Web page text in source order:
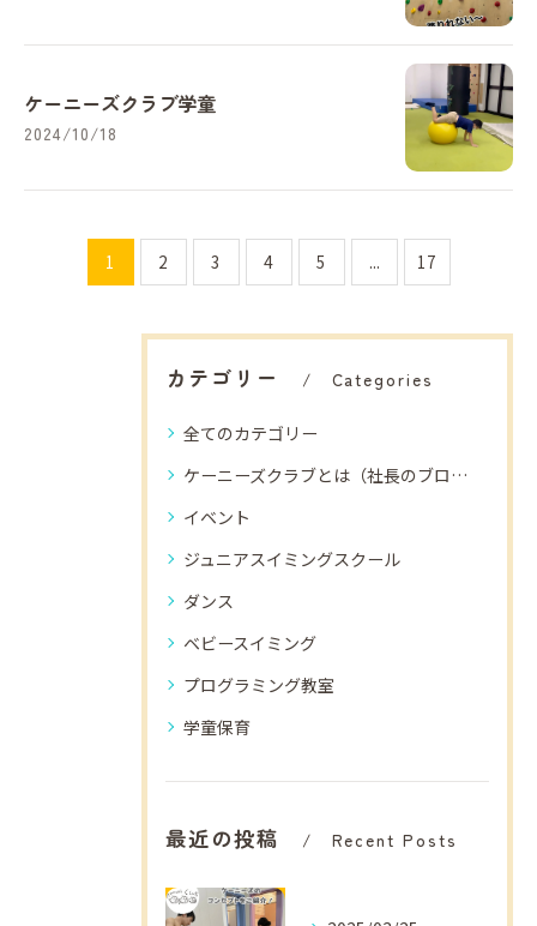
ケーニーズクラブ学童
2024/10/18
1 2 3 4 5 ... 17
カテゴリー Categories
全てのカテゴリー
ケーニーズクラブとは（社長のブログ）
イベント
ジュニアスイミングスクール
ダンス
ベビースイミング
プログラミング教室
学童保育
最近の投稿 Recent Posts